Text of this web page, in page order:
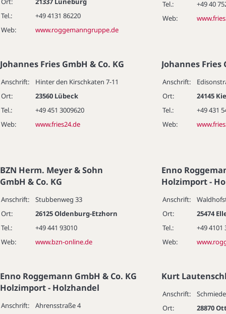
Tel.:
+49 4131 86220
Web:
www.roggemanngruppe.de
Tel.:
+49 40
Web:
Johannes Fries GmbH & Co. KG
Anschrift:
Hinter den Kirschkaten 7-11
Ort:
23560 Lübeck
Tel.:
+49 451 3009620
Web:
www.fries24.de
Johannes Fries
Anschrift:
Ort:
24145
Tel.:
+49 431
Web:
BZN Herm. Meyer & Sohn
GmbH & Co. KG
Anschrift:
Stubbenweg 33
Ort:
26125 Oldenburg-Etzhorn
Tel.:
+49 441 93010
Web:
www.bzn-online.de
Enno
Holzimport -
Anschrift:
Ort:
25474
Tel.:
+49 4101
Web:
Enno Roggemann GmbH & Co. KG
Holzimport - Holzhandel
Anschrift:
Ahrensstraße 4
Kurt
Anschrift:
Ort:
28870